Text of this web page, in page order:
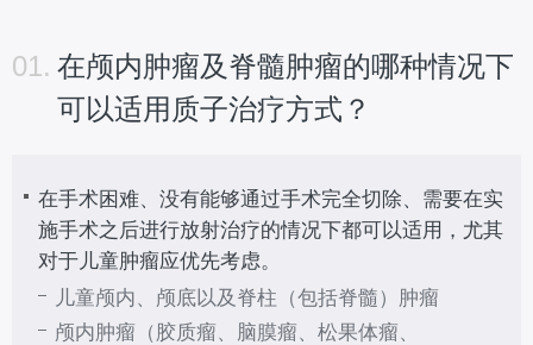
01. 在颅内肿瘤及脊髓肿瘤的哪种情况下
可以适用质子治疗方式？
在手术困难、没有能够通过手术完全切除、需要在实
施手术之后进行放射治疗的情况下都可以适用，尤其
对于儿童肿瘤应优先考虑。
儿童颅内、颅底以及脊柱（包括脊髓）肿瘤
颅内肿瘤（胶质瘤、脑膜瘤、松果体瘤、